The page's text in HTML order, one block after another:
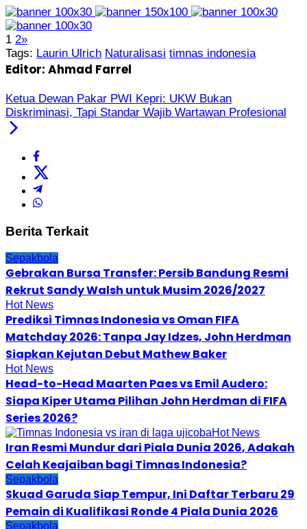
1 2»
Tags: Laurin Ulrich Naturalisasi timnas indonesia
Editor: Ahmad Farrel
Ketua Dewan Pakar PWI Kepri: UKW Bukan
Diskriminasi, Tapi Standar Wajib Wartawan Profesional
Berita Terkait
Sepakbola
Gebrakan Bursa Transfer: Persib Bandung Resmi
Rekrut Sandy Walsh untuk Musim 2026/2027
Hot News
Prediksi Timnas Indonesia vs Oman FIFA
Matchday 2026: Tanpa Jay Idzes, John Herdman
Siapkan Kejutan Debut Mathew Baker
Hot News
Head-to-Head Maarten Paes vs Emil Audero:
Siapa Kiper Utama Pilihan John Herdman di FIFA
Series 2026?
Hot News
Iran Resmi Mundur dari Piala Dunia 2026, Adakah
Celah Keajaiban bagi Timnas Indonesia?
Sepakbola
Skuad Garuda Siap Tempur, Ini Daftar Terbaru 29
Pemain di Kualifikasi Ronde 4 Piala Dunia 2026
Sepakbola